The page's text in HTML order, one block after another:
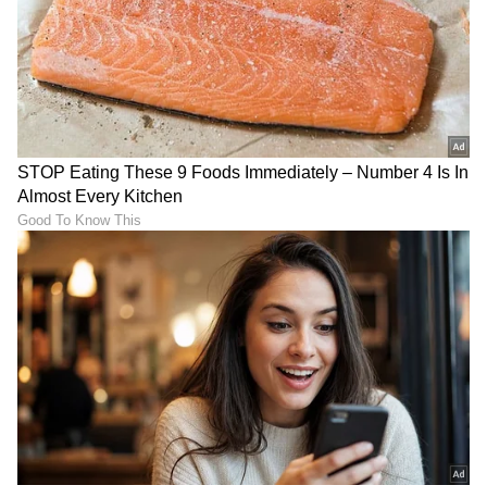
ನಟನೆಗೆ ಮಾತ್ರವಲ್ಲ, ಡಾನ್ಸ್​ನಲ್ಲೂ
ಮುಂದು Amruthadhaare
ಭೂಮಿಕಾ: ಮೋರಿನಿಯಾಗಿ
ಮನಗೆದ್ದ ಛಾಯಾ ಸಿಂಗ್​
ಮೊದಲ ಬೈಕರ್‌ ಸಿನಿಮಾದಲ್ಲಿ
'ಶ್ರೀರಸ್ತು ಶುಭಮಸ್ತು' ಧಾರಾವಾಹಿ
ನಟ ಅಜಿತ್‌ ಹಂದೆ!
Bigg Boss ಶೋಗೆ ಹೋಗಿದ್ದು
ಹುಟ್ಟುಹಬ್ಬದಂದೇ ಗಿಲ್ಲಿ ಸಿನಿಮಾದ